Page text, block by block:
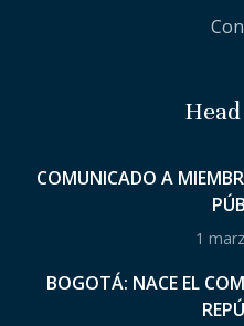
COMUNICADO A
1
BOGOTÁ: NACE EL